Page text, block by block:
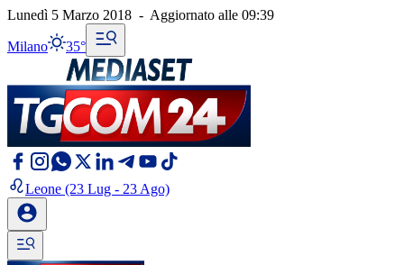
Lunedì 5 Marzo 2018 - Aggiornato alle 09:39
Milano 35°
Leone (23 Lug - 23 Ago)